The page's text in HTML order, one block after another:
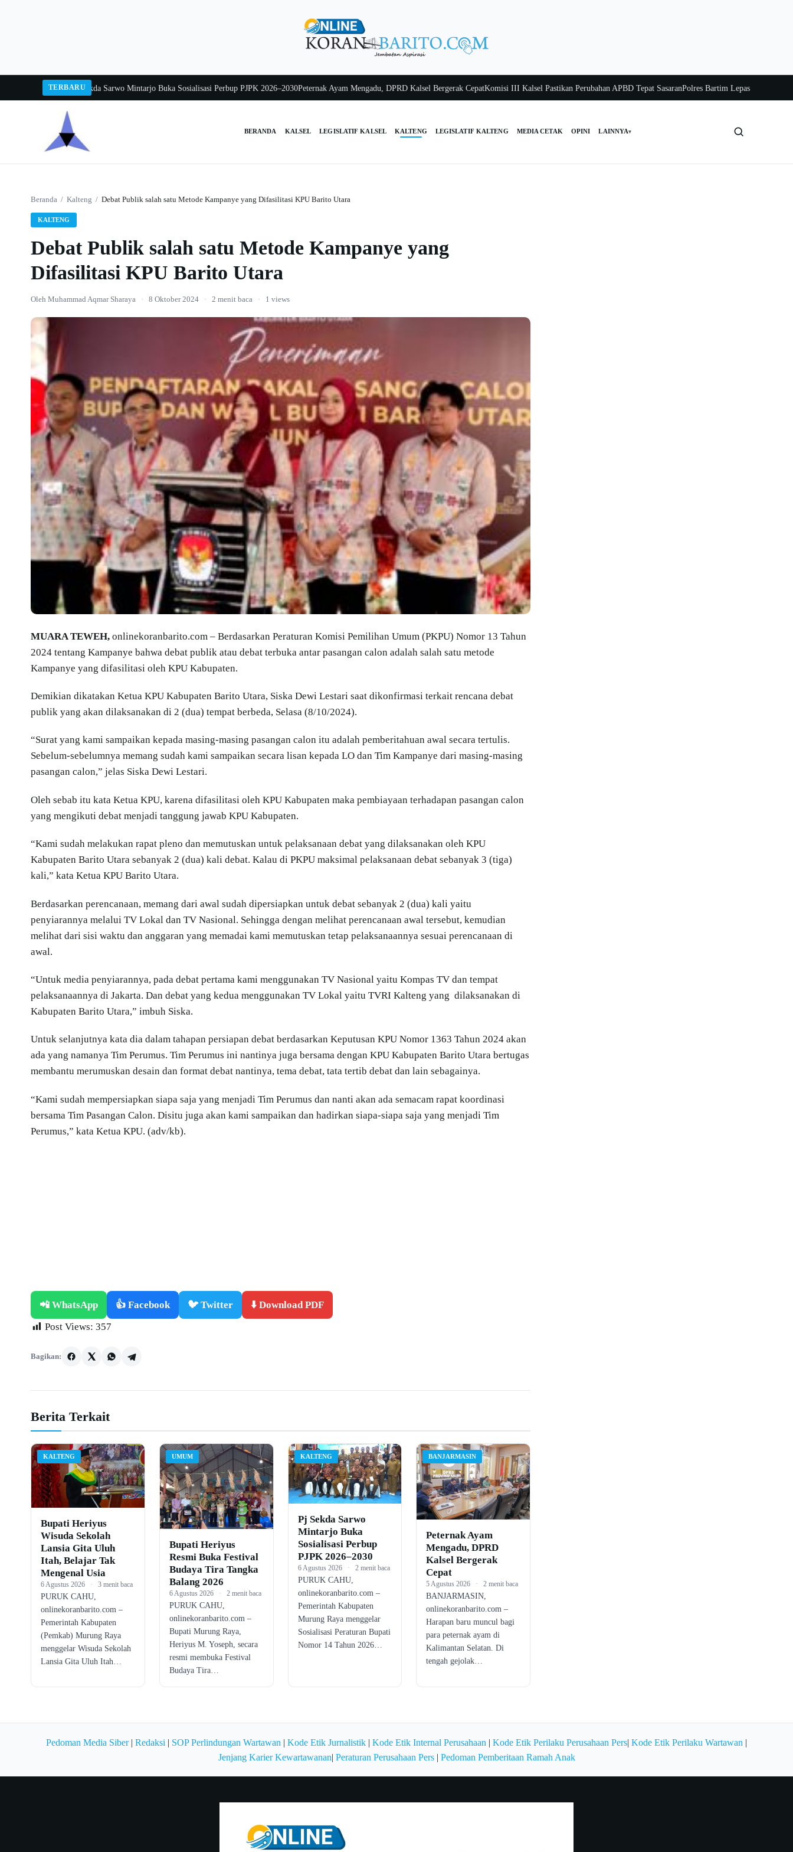
TERBARU
Pj Sekda Sarwo Mintarjo Buka Sosialisasi Perbup PJPK 2026–2030Peternak Ayam Mengadu, DPRD Kalsel Bergerak CepatKomisi III Kalsel Pastikan Perubahan APBD Tepat Sasaran Polres Bartim Lepas Bakti Sosial untuk
BERANDA KALSEL LEGISLATIF KALSEL KALTENG LEGISLATIF KALTENG MEDIA CETAK OPINI LAINNYA▾
Beranda / Kalteng / Debat Publik salah satu Metode Kampanye yang Difasilitasi KPU Barito Utara
KALTENG
Debat Publik salah satu Metode Kampanye yang
Difasilitasi KPU Barito Utara
Oleh Muhammad Aqmar Sharaya · 8 Oktober 2024 · 2 menit baca · 1 views
MUARA TEWEH, onlinekoranbarito.com – Berdasarkan Peraturan Komisi Pemilihan Umum (PKPU) Nomor 13 Tahun
2024 tentang Kampanye bahwa debat publik atau debat terbuka antar pasangan calon adalah salah satu metode
Kampanye yang difasilitasi oleh KPU Kabupaten.
Demikian dikatakan Ketua KPU Kabupaten Barito Utara, Siska Dewi Lestari saat dikonfirmasi terkait rencana debat
publik yang akan dilaksanakan di 2 (dua) tempat berbeda, Selasa (8/10/2024).
“Surat yang kami sampaikan kepada masing-masing pasangan calon itu adalah pemberitahuan awal secara tertulis.
Sebelum-sebelumnya memang sudah kami sampaikan secara lisan kepada LO dan Tim Kampanye dari masing-masing
pasangan calon,” jelas Siska Dewi Lestari.
Oleh sebab itu kata Ketua KPU, karena difasilitasi oleh KPU Kabupaten maka pembiayaan terhadapan pasangan calon
yang mengikuti debat menjadi tanggung jawab KPU Kabupaten.
“Kami sudah melakukan rapat pleno dan memutuskan untuk pelaksanaan debat yang dilaksanakan oleh KPU
Kabupaten Barito Utara sebanyak 2 (dua) kali debat. Kalau di PKPU maksimal pelaksanaan debat sebanyak 3 (tiga)
kali,” kata Ketua KPU Barito Utara.
Berdasarkan perencanaan, memang dari awal sudah dipersiapkan untuk debat sebanyak 2 (dua) kali yaitu
penyiarannya melalui TV Lokal dan TV Nasional. Sehingga dengan melihat perencanaan awal tersebut, kemudian
melihat dari sisi waktu dan anggaran yang memadai kami memutuskan tetap pelaksanaannya sesuai perencanaan di
awal.
“Untuk media penyiarannya, pada debat pertama kami menggunakan TV Nasional yaitu Kompas TV dan tempat
pelaksanaannya di Jakarta. Dan debat yang kedua menggunakan TV Lokal yaitu TVRI Kalteng yang dilaksanakan di
Kabupaten Barito Utara,” imbuh Siska.
Untuk selanjutnya kata dia dalam tahapan persiapan debat berdasarkan Keputusan KPU Nomor 1363 Tahun 2024 akan
ada yang namanya Tim Perumus. Tim Perumus ini nantinya juga bersama dengan KPU Kabupaten Barito Utara bertugas
membantu merumuskan desain dan format debat nantinya, tema debat, tata tertib debat dan lain sebagainya.
“Kami sudah mempersiapkan siapa saja yang menjadi Tim Perumus dan nanti akan ada semacam rapat koordinasi
bersama Tim Pasangan Calon. Disitu juga akan kami sampaikan dan hadirkan siapa-siapa saja yang menjadi Tim
Perumus,” kata Ketua KPU. (adv/kb).
📲 WhatsApp 👍 Facebook 🐦 Twitter
⬇️ Download PDF
Post Views: 357
Bagikan:
Berita Terkait
KALTENG
Bupati Heriyus
Wisuda Sekolah
Lansia Gita Uluh
Itah, Belajar Tak
Mengenal Usia
6 Agustus 2026 · 3 menit baca
PURUK CAHU,
onlinekoranbarito.com –
Pemerintah Kabupaten
(Pemkab) Murung Raya
menggelar Wisuda Sekolah
Lansia Gita Uluh Itah…
UMUM
Bupati Heriyus
Resmi Buka Festival
Budaya Tira Tangka
Balang 2026
6 Agustus 2026 · 2 menit baca
PURUK CAHU,
onlinekoranbarito.com –
Bupati Murung Raya,
Heriyus M. Yoseph, secara
resmi membuka Festival
Budaya Tira…
KALTENG
Pj Sekda Sarwo
Mintarjo Buka
Sosialisasi Perbup
PJPK 2026–2030
6 Agustus 2026 · 2 menit baca
PURUK CAHU,
onlinekoranbarito.com –
Pemerintah Kabupaten
Murung Raya menggelar
Sosialisasi Peraturan Bupati
Nomor 14 Tahun 2026…
BANJARMASIN
Peternak Ayam
Mengadu, DPRD
Kalsel Bergerak
Cepat
5 Agustus 2026 · 2 menit baca
BANJARMASIN,
onlinekoranbarito.com –
Harapan baru muncul bagi
para peternak ayam di
Kalimantan Selatan. Di
tengah gejolak…
Pedoman Media Siber| Redaksi | SOP Perlindungan Wartawan | Kode Etik Jurnalistik | Kode Etik Internal Perusahaan | Kode Etik Perilaku Perusahaan Pers| Kode Etik Perilaku Wartawan |
Jenjang Karier Kewartawanan| Peraturan Perusahaan Pers| Pedoman Pemberitaan Ramah Anak